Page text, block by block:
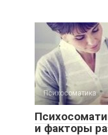
Психосоматика
и факторы